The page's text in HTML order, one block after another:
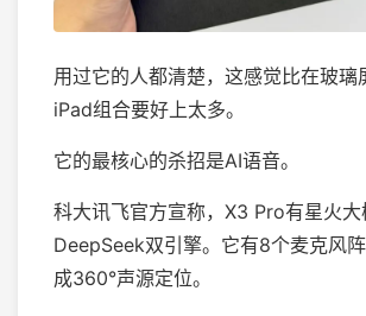
用过它的人都清楚，这感觉比在玻璃
iPad组合要好上太多。
它的最核心的杀招是AI语音。
科大讯飞官方宣称，X3 Pro有星火大
DeepSeek双引擎。它有8个麦克风
成360°声源定位。